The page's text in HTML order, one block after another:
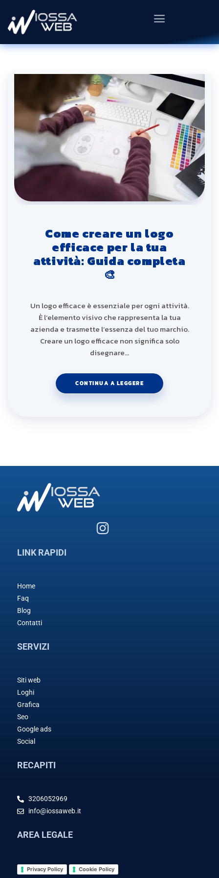
Come creare un logo
efficace per la tua
attività: Guida completa
🎨
Un logo efficace è essenziale per ogni attività.
È l’elemento visivo che rappresenta la tua
azienda e trasmette l’essenza del tuo marchio.
Creare un logo efficace non significa solo
disegnare…
CONTINUA A LEGGERE
LINK RAPIDI
Home
Faq
Blog
Contatti
SERVIZI
Siti web
Loghi
Grafica
Seo
Google ads
Social
RECAPITI
3206052969
info@iossaweb.it
AREA LEGALE
Privacy Policy Cookie Policy